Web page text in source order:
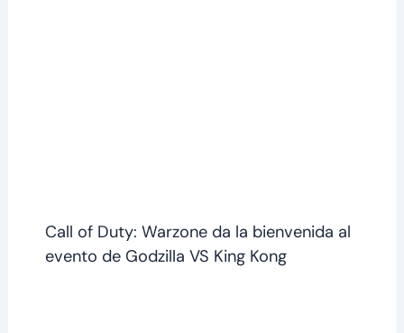
Call of Duty: Warzone da la bienvenida al
evento de Godzilla VS King Kong